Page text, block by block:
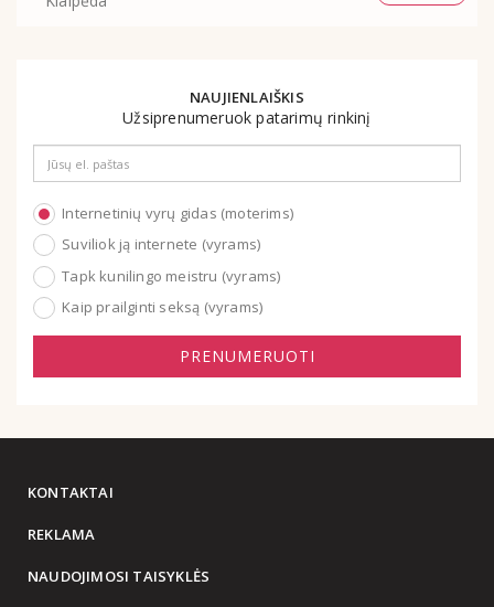
NAUJIENLAIŠKIS
Užsiprenumeruok patarimų rinkinį
Internetinių vyrų gidas (moterims)
Suviliok ją internete (vyrams)
Tapk kunilingo meistru (vyrams)
Kaip prailginti seksą (vyrams)
PRENUMERUOTI
KONTAKTAI
REKLAMA
NAUDOJIMOSI TAISYKLĖS